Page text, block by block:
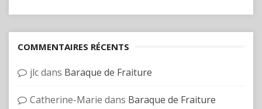
COMMENTAIRES RÉCENTS
jlcdans Baraque de Fraiture
Catherine-Marie dans Baraque de Fraiture